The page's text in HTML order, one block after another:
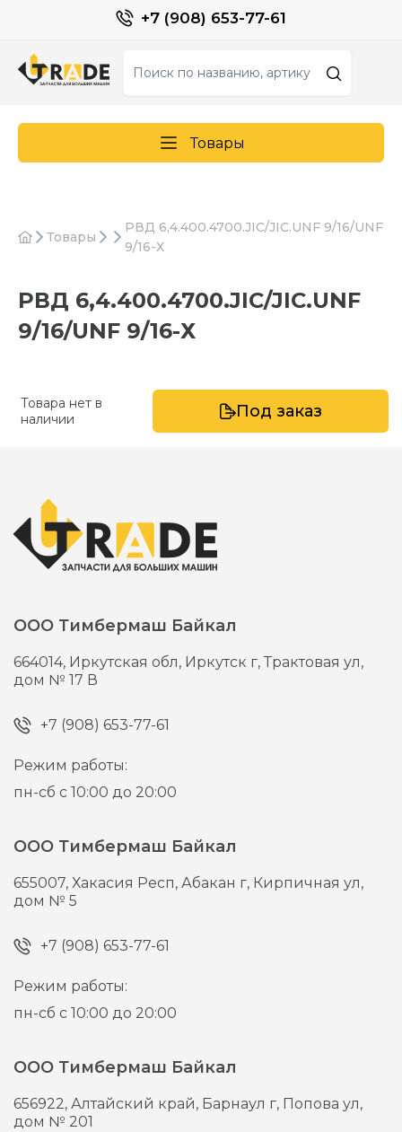
+7 (908) 653-77-61
Товары
Товары
РВД 6,4.400.4700.JIC/JIC.UNF 9/16/UNF
9/16-Х
РВД 6,4.400.4700.JIC/JIC.UNF
9/16/UNF 9/16-Х
Товара нет в
наличии
Под заказ
ООО Тимбермаш Байкал
664014, Иркутская обл, Иркутск г,Трактовая ул,
дом № 17 В
+7 (908) 653-77-61
Режим работы:
пн-сб с 10:00 до 20:00
ООО Тимбермаш Байкал
655007,Хакасия Респ, Абакан г, Кирпичная ул,
дом № 5
+7 (908) 653-77-61
Режим работы:
пн-сб с 10:00 до 20:00
ООО Тимбермаш Байкал
656922,Алтайский край, Барнаул г, Попова ул,
дом № 201